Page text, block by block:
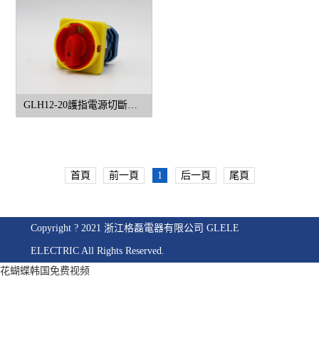
GLH12-20護指電源切斷開關
首頁 前一頁 1 后一頁 尾頁
Copyright ? 2021 浙江格磊電器有限公司 GLELE
ELECTRIC All Rights Reserved.
花蝴蝶韩国免费视频